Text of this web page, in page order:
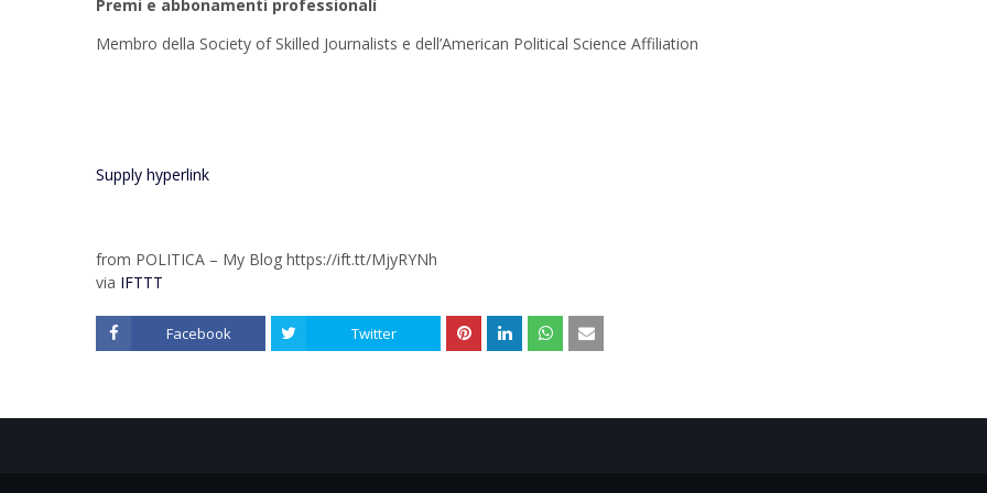
Premi e abbonamenti professionali
Membro della Society of Skilled Journalists e dell’American Political Science Affiliation
Supply hyperlink
from POLITICA – My Blog https://ift.tt/MjyRYNh
via IFTTT
Facebook Twitter